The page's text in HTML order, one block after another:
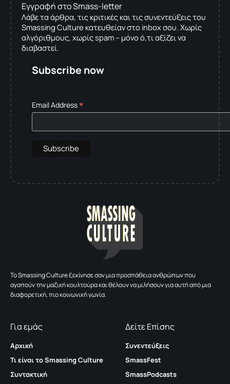
Εγγραφή στο Smass-letter
Λάβε τα άρθρα, τις κριτικές και τις συνεντεύξεις του
Smassing Culture κατευθείαν στο inbox σου. Χωρίς
αλγόριθμους, χωρίς spam – μόνο ό,τι αξίζει να
διαβαστεί.
Subscribe now
Email Address*
To Smassing Culture ξεκίνησε σαν μια προσπάθεια ανθρώπων που
αγαπούν την μαζική κουλτούρα και θέλουν να μιλήσουν για αυτή από μια
διαφορετική, πιο κοινωνική γωνία.
Για εμάς
Αρχική
Τι είναι το Smassing Culture
Συντακτική
Δείτε Επίσης
Συνεντεύξεις
SmassFest
SmassPodcasts